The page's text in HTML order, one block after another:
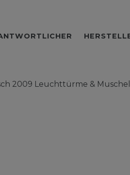
2009 Leuchttürme &